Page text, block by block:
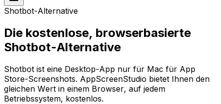
Shotbot-Alternative
Die kostenlose, browserbasierte
Shotbot-Alternative
Shotbot ist eine Desktop-App nur für Mac für App
Store-Screenshots. AppScreenStudio bietet Ihnen den
gleichen Wert in einem Browser, auf jedem
Betriebssystem, kostenlos.